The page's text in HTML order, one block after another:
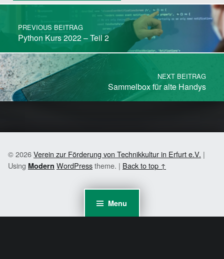
Menu
Post navigation
PREVIOUS BEITRAG
Python Kurs 2022 – Teil 2
NEXT BEITRAG
Sammelbox für alte Handys
© 2026Verein zur Förderung von Technikkultur in Erfurt e.V. |
Using Modern WordPresstheme. | Back to top ↑